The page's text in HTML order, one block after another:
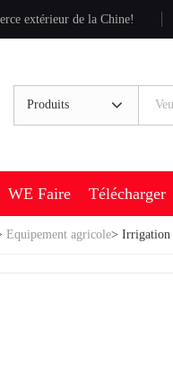
extérieur de la Chine!
Produits
WE Faire Télécharger
Equipement agricole> Irrigation